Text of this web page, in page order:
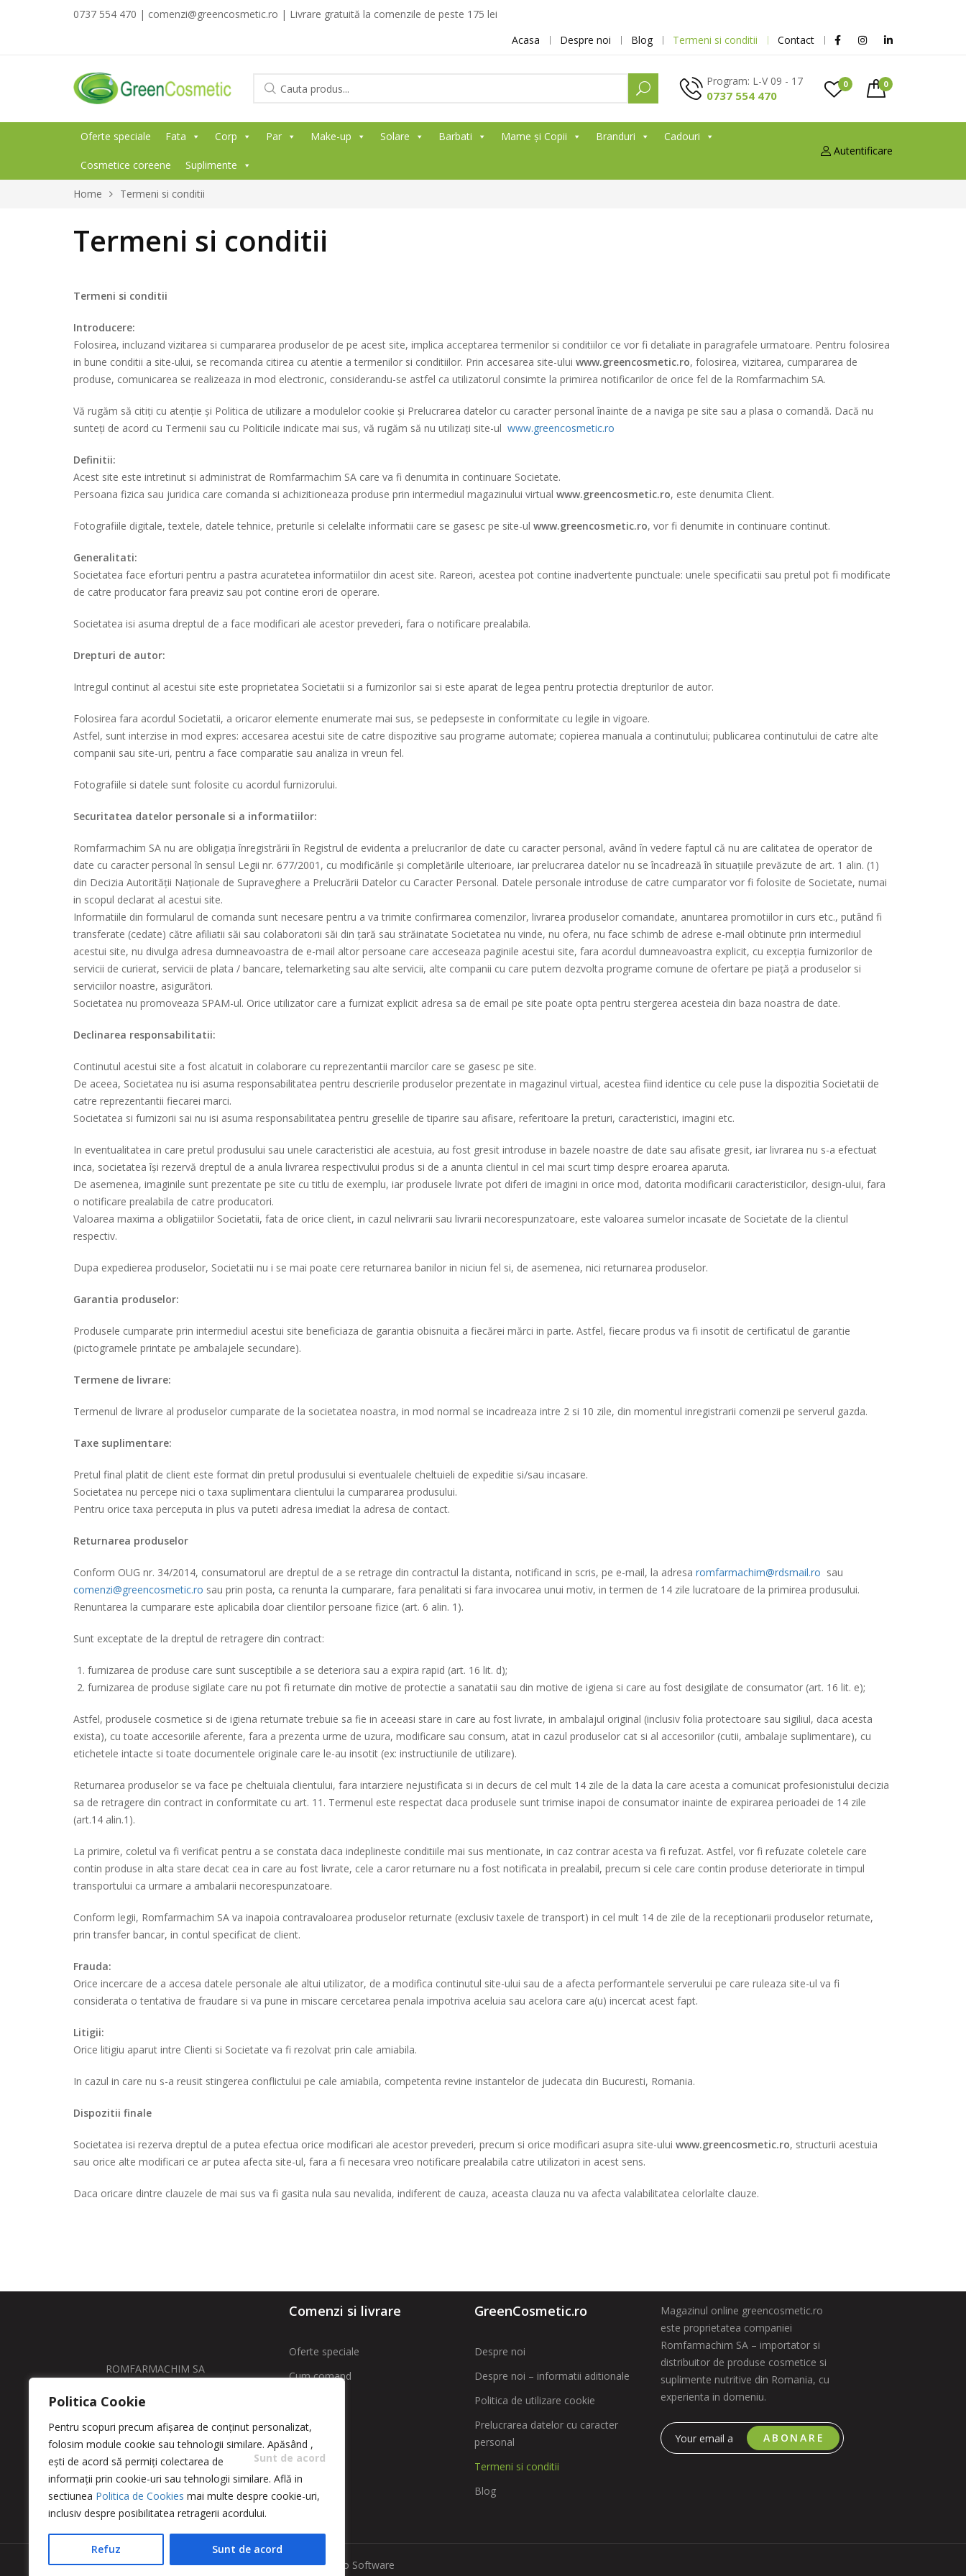
Politica Cookie
Pentru scopuri precum afișarea de conținut personalizat,
folosim module cookie sau tehnologii similare. Apăsând
Sunt de acord
,
ești de acord să permiți colectarea de
informații prin cookie-uri sau tehnologii similare. Află in
sectiunea Politica de Cookies mai multe despre cookie-uri,
inclusiv despre posibilitatea retragerii acordului.
Refuz Sunt de acord
0737 554 470 | comenzi@greencosmetic.ro | Livrare gratuită la comenzile de peste 175 lei
Acasa
Despre noi Blog Termeni si conditii Contact
Program: L-V 09 - 17
0737 554 470
0 0
Oferte speciale Fata Corp Par Make-up Solare Barbati Mame și Copii Branduri Cadouri
Cosmetice coreene Suplimente
Autentificare
Home Termeni si conditii
Termeni si conditii
Termeni si conditii
Introducere:
Folosirea, incluzand vizitarea si cumpararea produselor de pe acest site, implica acceptarea termenilor si conditiilor ce vor fi detaliate in paragrafele urmatoare. Pentru folosirea
in bune conditii a site-ului, se recomanda citirea cu atentie a termenilor si conditiilor. Prin accesarea site-ului www.greencosmetic.ro, folosirea, vizitarea, cumpararea de
produse, comunicarea se realizeaza in mod electronic, considerandu-se astfel ca utilizatorul consimte la primirea notificarilor de orice fel de la Romfarmachim SA.
Vă rugăm să citiți cu atenție și Politica de utilizare a modulelor cookie și Prelucrarea datelor cu caracter personal înainte de a naviga pe site sau a plasa o comandă. Dacă nu
sunteți de acord cu Termenii sau cu Politicile indicate mai sus, vă rugăm să nu utilizați site-ul www.greencosmetic.ro
Definitii:
Acest site este intretinut si administrat de Romfarmachim SA care va fi denumita in continuare Societate.
Persoana fizica sau juridica care comanda si achizitioneaza produse prin intermediul magazinului virtual www.greencosmetic.ro, este denumita Client.
Fotografiile digitale, textele, datele tehnice, preturile si celelalte informatii care se gasesc pe site-ul www.greencosmetic.ro, vor fi denumite in continuare continut.
Generalitati:
Societatea face eforturi pentru a pastra acuratetea informatiilor din acest site. Rareori, acestea pot contine inadvertente punctuale: unele specificatii sau pretul pot fi modificate
de catre producator fara preaviz sau pot contine erori de operare.
Societatea isi asuma dreptul de a face modificari ale acestor prevederi, fara o notificare prealabila.
Drepturi de autor:
Intregul continut al acestui site este proprietatea Societatii si a furnizorilor sai si este aparat de legea pentru protectia drepturilor de autor.
Folosirea fara acordul Societatii, a oricaror elemente enumerate mai sus, se pedepseste in conformitate cu legile in vigoare.
Astfel, sunt interzise in mod expres: accesarea acestui site de catre dispozitive sau programe automate; copierea manuala a continutului; publicarea continutului de catre alte
companii sau site-uri, pentru a face comparatie sau analiza in vreun fel.
Fotografiile si datele sunt folosite cu acordul furnizorului.
Securitatea datelor personale si a informatiilor:
Romfarmachim SA nu are obligația înregistrării în Registrul de evidenta a prelucrarilor de date cu caracter personal, având în vedere faptul că nu are calitatea de operator de
date cu caracter personal în sensul Legii nr. 677/2001, cu modificările și completările ulterioare, iar prelucrarea datelor nu se încadrează în situațiile prevăzute de art. 1 alin. (1)
din Decizia Autorității Naționale de Supraveghere a Prelucrării Datelor cu Caracter Personal. Datele personale introduse de catre cumparator vor fi folosite de Societate, numai
in scopul declarat al acestui site.
Informatiile din formularul de comanda sunt necesare pentru a va trimite confirmarea comenzilor, livrarea produselor comandate, anuntarea promotiilor in curs etc., putând fi
transferate (cedate) către afiliatii săi sau colaboratorii săi din țară sau străinatate Societatea nu vinde, nu ofera, nu face schimb de adrese e-mail obtinute prin intermediul
acestui site, nu divulga adresa dumneavoastra de e-mail altor persoane care acceseaza paginile acestui site, fara acordul dumneavoastra explicit, cu excepția furnizorilor de
servicii de curierat, servicii de plata / bancare, telemarketing sau alte servicii, alte companii cu care putem dezvolta programe comune de ofertare pe piață a produselor si
serviciilor noastre, asigurători.
Societatea nu promoveaza SPAM-ul. Orice utilizator care a furnizat explicit adresa sa de email pe site poate opta pentru stergerea acesteia din baza noastra de date.
Declinarea responsabilitatii:
Continutul acestui site a fost alcatuit in colaborare cu reprezentantii marcilor care se gasesc pe site.
De aceea, Societatea nu isi asuma responsabilitatea pentru descrierile produselor prezentate in magazinul virtual, acestea fiind identice cu cele puse la dispozitia Societatii de
catre reprezentantii fiecarei marci.
Societatea si furnizorii sai nu isi asuma responsabilitatea pentru greselile de tiparire sau afisare, referitoare la preturi, caracteristici, imagini etc.
In eventualitatea in care pretul produsului sau unele caracteristici ale acestuia, au fost gresit introduse in bazele noastre de date sau afisate gresit, iar livrarea nu s-a efectuat
inca, societatea își rezervă dreptul de a anula livrarea respectivului produs si de a anunta clientul in cel mai scurt timp despre eroarea aparuta.
De asemenea, imaginile sunt prezentate pe site cu titlu de exemplu, iar produsele livrate pot diferi de imagini in orice mod, datorita modificarii caracteristicilor, design-ului, fara
o notificare prealabila de catre producatori.
Valoarea maxima a obligatiilor Societatii, fata de orice client, in cazul nelivrarii sau livrarii necorespunzatoare, este valoarea sumelor incasate de Societate de la clientul
respectiv.
Dupa expedierea produselor, Societatii nu i se mai poate cere returnarea banilor in niciun fel si, de asemenea, nici returnarea produselor.
Garantia produselor:
Produsele cumparate prin intermediul acestui site beneficiaza de garantia obisnuita a fiecărei mărci in parte. Astfel, fiecare produs va fi insotit de certificatul de garantie
(pictogramele printate pe ambalajele secundare).
Termene de livrare:
Termenul de livrare al produselor cumparate de la societatea noastra, in mod normal se incadreaza intre 2 si 10 zile, din momentul inregistrarii comenzii pe serverul gazda.
Taxe suplimentare:
Pretul final platit de client este format din pretul produsului si eventualele cheltuieli de expeditie si/sau incasare.
Societatea nu percepe nici o taxa suplimentara clientului la cumpararea produsului.
Pentru orice taxa perceputa in plus va puteti adresa imediat la adresa de contact.
Returnarea produselor
Conform OUG nr. 34/2014, consumatorul are dreptul de a se retrage din contractul la distanta, notificand in scris, pe e-mail, la adresa romfarmachim@rdsmail.ro sau
comenzi@greencosmetic.ro sau prin posta, ca renunta la cumparare, fara penalitati si fara invocarea unui motiv, in termen de 14 zile lucratoare de la primirea produsului.
Renuntarea la cumparare este aplicabila doar clientilor persoane fizice (art. 6 alin. 1).
Sunt exceptate de la dreptul de retragere din contract:
furnizarea de produse care sunt susceptibile a se deteriora sau a expira rapid (art. 16 lit. d);
furnizarea de produse sigilate care nu pot fi returnate din motive de protectie a sanatatii sau din motive de igiena si care au fost desigilate de consumator (art. 16 lit. e);
Astfel, produsele cosmetice si de igiena returnate trebuie sa fie in aceeasi stare in care au fost livrate, in ambalajul original (inclusiv folia protectoare sau sigiliul, daca acesta
exista), cu toate accesoriile aferente, fara a prezenta urme de uzura, modificare sau consum, atat in cazul produselor cat si al accesoriilor (cutii, ambalaje suplimentare), cu
etichetele intacte si toate documentele originale care le-au insotit (ex: instructiunile de utilizare).
Returnarea produselor se va face pe cheltuiala clientului, fara intarziere nejustificata si in decurs de cel mult 14 zile de la data la care acesta a comunicat profesionistului decizia
sa de retragere din contract in conformitate cu art. 11. Termenul este respectat daca produsele sunt trimise inapoi de consumator inainte de expirarea perioadei de 14 zile
(art.14 alin.1).
La primire, coletul va fi verificat pentru a se constata daca indeplineste conditiile mai sus mentionate, in caz contrar acesta va fi refuzat. Astfel, vor fi refuzate coletele care
contin produse in alta stare decat cea in care au fost livrate, cele a caror returnare nu a fost notificata in prealabil, precum si cele care contin produse deteriorate in timpul
transportului ca urmare a ambalarii necorespunzatoare.
Conform legii, Romfarmachim SA va inapoia contravaloarea produselor returnate (exclusiv taxele de transport) in cel mult 14 de zile de la receptionarii produselor returnate,
prin transfer bancar, in contul specificat de client.
Frauda:
Orice incercare de a accesa datele personale ale altui utilizator, de a modifica continutul site-ului sau de a afecta performantele serverului pe care ruleaza site-ul va fi
considerata o tentativa de fraudare si va pune in miscare cercetarea penala impotriva aceluia sau acelora care a(u) incercat acest fapt.
Litigii:
Orice litigiu aparut intre Clienti si Societate va fi rezolvat prin cale amiabila.
In cazul in care nu s-a reusit stingerea conflictului pe cale amiabila, competenta revine instantelor de judecata din Bucuresti, Romania.
Dispozitii finale
Societatea isi rezerva dreptul de a putea efectua orice modificari ale acestor prevederi, precum si orice modificari asupra site-ului www.greencosmetic.ro, structurii acestuia
sau orice alte modificari ce ar putea afecta site-ul, fara a fi necesara vreo notificare prealabila catre utilizatori in acest sens.
Daca oricare dintre clauzele de mai sus va fi gasita nula sau nevalida, indiferent de cauza, aceasta clauza nu va afecta valabilitatea celorlalte clauze.
ROMFARMACHIM SA
Adresa: Str. Intrarea Costache
comenzi@greencosmetic.ro
0213166480 / 0213162760
Comenzi si livrare
Oferte speciale
Cum comand
Contact
ANPC - SAL
ANPC
GreenCosmetic.ro
Despre noi
Despre noi – informatii aditionale
Politica de utilizare cookie
Prelucrarea datelor cu caracter
personal
Termeni si conditii
Blog
Magazinul online greencosmetic.ro
este proprietatea companiei
Romfarmachim SA – importator si
distribuitor de produse cosmetice si
suplimente nutritive din Romania, cu
experienta in domeniu.
ABONARE
Copyright 2023 © Romfarmachim SA. Realizat de Simplio Software